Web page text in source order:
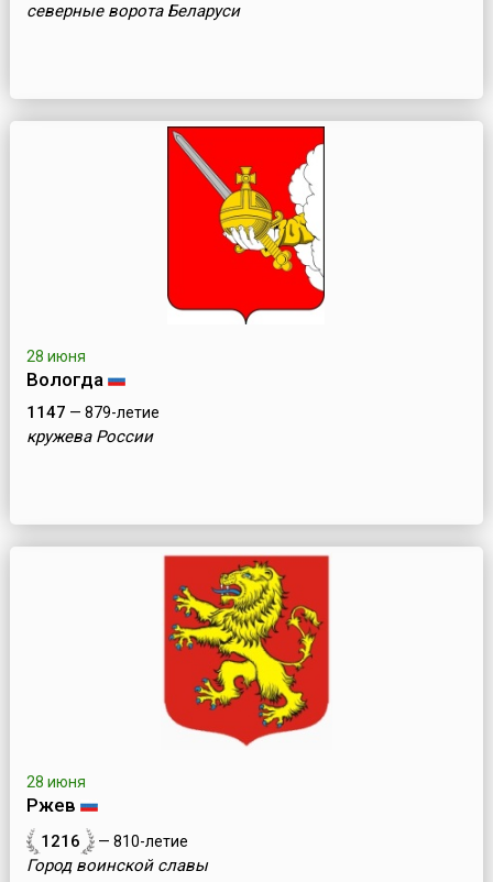
северные ворота Беларуси
28 июня
Вологда
1147 — 879-летие
кружева России
28 июня
Ржев
1216 — 810-летие
Город воинской славы